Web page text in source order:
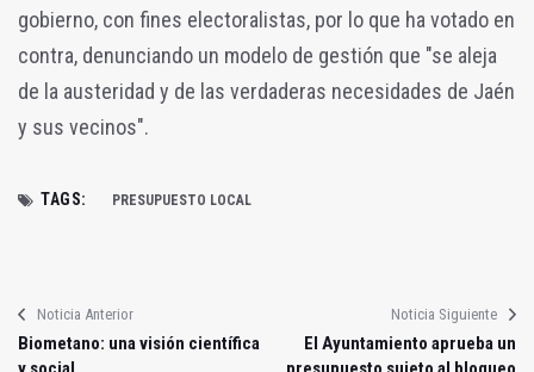
gobierno, con fines electoralistas, por lo que ha votado en
contra, denunciando un modelo de gestión que "se aleja
de la austeridad y de las verdaderas necesidades de Jaén
y sus vecinos".
TAGS: PRESUPUESTO LOCAL
Noticia Anterior
Biometano: una visión científica
Noticia Siguiente
El Ayuntamiento aprueba un